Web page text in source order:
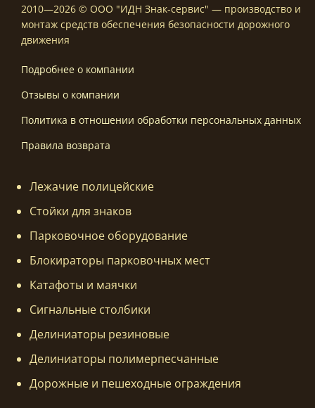
2010—2026 © ООО "ИДН Знак-сервис" — производство и
монтаж средств обеспечения безопасности дорожного
движения
Подробнее о компании
Отзывы о компании
Политика в отношении обработки персональных данных
Правила возврата
Лежачие полицейские
Стойки для знаков
Парковочное оборудование
Блокираторы парковочных мест
Катафоты и маячки
Сигнальные столбики
Делиниаторы резиновые
Делиниаторы полимерпесчанные
Дорожные и пешеходные ограждения